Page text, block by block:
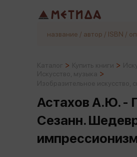
Астахов А.Ю. -
Сезанн.